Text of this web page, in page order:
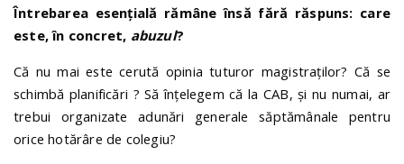
Întrebarea esențială rămâne însă fără răspuns: care
este, în concret, abuzul?
Că nu mai este cerută opinia tuturor magistraților? Că se
schimbă planificări ? Să înțelegem că la CAB, și nu numai, ar
trebui organizate adunări generale săptămânale pentru
orice hotărâre de colegiu?